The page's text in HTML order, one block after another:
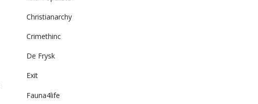
Christianarchy
Crimethinc
De Frysk
Exit
Fauna4life